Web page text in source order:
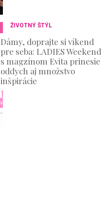
ŽIVOTNÝ ŠTÝL
Dámy, doprajte si víkend
pre seba: LADIES Weekend
s magzínom Evita prinesie
oddych aj množstvo
inšpirácie